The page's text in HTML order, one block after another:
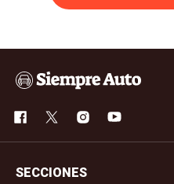
SECCIONES